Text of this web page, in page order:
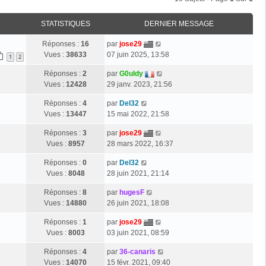
STATISTIQUES DERNIER MESSAGE
1 2
Réponses : 16
Vues : 38633
par jose29
07 juin 2025, 13:58
Réponses : 2
Vues : 12428
par G0uldy
29 janv. 2023, 21:56
Réponses : 4
Vues : 13447
par Del32
15 mai 2022, 21:58
Réponses : 3
Vues : 8957
par jose29
28 mars 2022, 16:37
Réponses : 0
Vues : 8048
par Del32
28 juin 2021, 21:14
Réponses : 8
Vues : 14880
par hugesF
26 juin 2021, 18:08
Réponses : 1
Vues : 8003
par jose29
03 juin 2021, 08:59
Réponses : 4
Vues : 14070
par 36-canaris
15 févr. 2021, 09:40